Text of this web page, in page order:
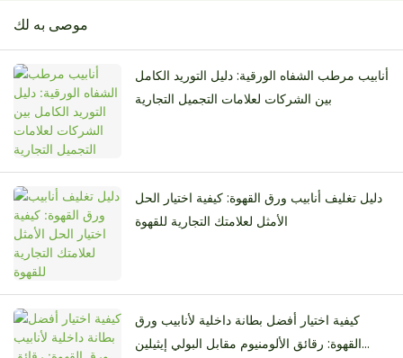
موصى به لك
أنابيب مرطب الشفاه الورقية: دليل التوريد الكامل
بين الشركات لعلامات التجميل التجارية
دليل تغليف أنابيب ورق القهوة: كيفية اختيار الحل
الأمثل لعلامتك التجارية للقهوة
كيفية اختيار أفضل بطانة داخلية لأنابيب ورق
القهوة: رقائق الألومنيوم مقابل البولي إيثيلين